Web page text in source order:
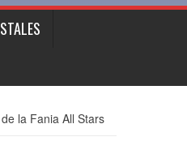
la Fania All Stars